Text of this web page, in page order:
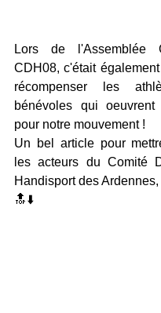
Lors de l'Assemblée
CDH08, c'était
récompenser les
bénévoles qui
pour notre mouvement !
Un bel article pour
les acteurs du Comité
Handisport des
🔝⬇️